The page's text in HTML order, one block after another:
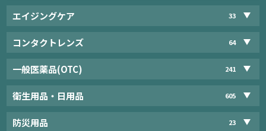
エイジングケア 33
コンタクトレンズ 64
一般医薬品(OTC) 241
衛生用品・日用品 605
防災用品 23